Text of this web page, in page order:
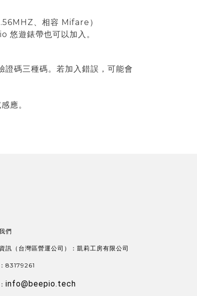
、相容 Mifare）
悠遊錶帶也可以加入。
證碼三種碼。若加入錯誤，可能會
應。
們
訊（台灣區營運公司）：凱莉工房有限公司
83179261
info@beepio.tech